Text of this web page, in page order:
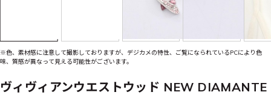
※色、素材感に注意して撮影しておりますが、デジカメの特性、ご覧になられているPCにより色
味、質感が異なって見える可能性がございます。
ヴィヴィアンウエストウッド NEW DIAMANTE